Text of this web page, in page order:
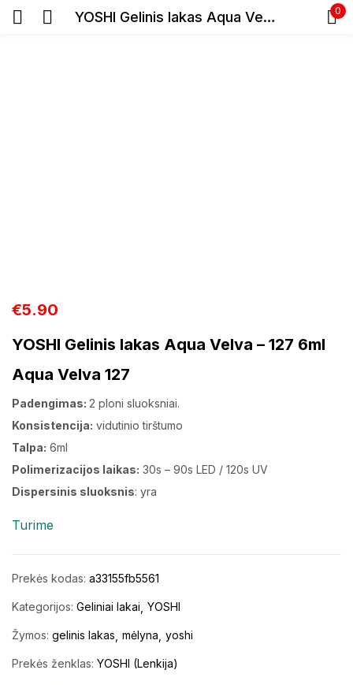
YOSHI Gelinis lakas Aqua Velva – 127 6ml 0
€5.90
YOSHI Gelinis lakas Aqua Velva – 127 6ml
Aqua Velva 127
Padengimas: 2 ploni sluoksniai.
Konsistencija: vidutinio tirštumo
Talpa: 6ml
Polimerizacijos laikas: 30s – 90s LED / 120s UV
Dispersinis sluoksnis: yra
Turime
Prekės kodas: a33155fb5561
Kategorijos: Geliniai lakai YOSHI
Žymos: gelinis lakas mėlyna yoshi
Prekės ženklas: YOSHI (Lenkija)